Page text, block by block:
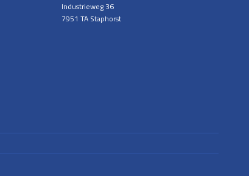
Industrieweg 36
7951 TA Staphorst